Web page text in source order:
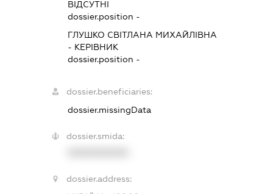
ВІДСУТНІ
dossier.position -
ГЛУШКО СВІТЛАНА МИХАЙЛІВНА
- КЕРІВНИК
dossier.position -
dossier.beneficiaries:
dossier.missingData
dossier.smida:
dossier.address: